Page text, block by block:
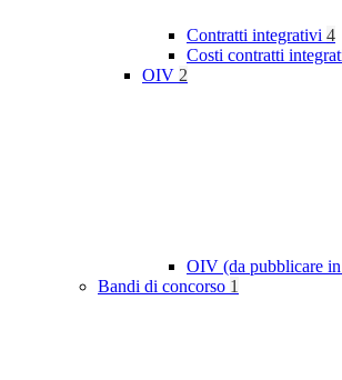
Contratti integrativi 4
Costi contratti
OIV 2
OIV (da pubblicare
Bandi di concorso 1